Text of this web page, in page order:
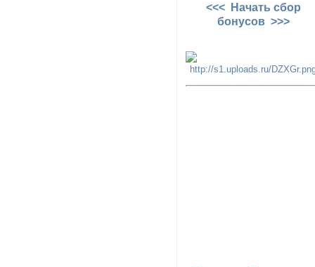
<<< Начать сбор
бонусов >>>